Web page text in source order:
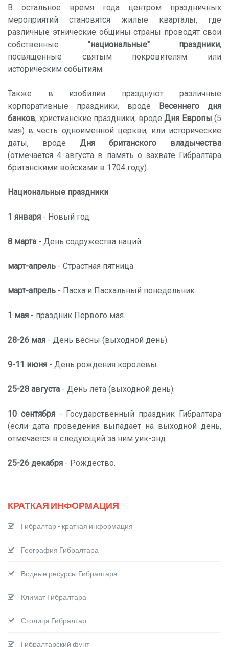
В остальное время года центром праздничных
мероприятий становятся жилые кварталы, где
различные этнические общины страны проводят свои
собственные "национальные" праздники,
посвященные святым покровителям или
историческим событиям.
Также в изобилии празднуют различные
корпоративные праздники, вроде
Весеннего дня
банков, христианские праздники, вроде Дня Европы (5
мая) в честь одноименной церкви, или исторические
даты, вроде Дня британского владычества
(отмечается 4 августа в память о захвате Гибралтара
британскими войсками в 1704 году).
Национальные праздники
1 января - Новый год.
8 марта - День содружества наций.
март-апрель - Страстная пятница.
март-апрель - Пасха и Пасхальный понедельник.
1 мая - праздник Первого мая.
28-26 мая - День весны (выходной день).
9-11 июня - День рождения королевы.
25-28 августа - День лета (выходной день).
10 сентября- Государственный праздник Гибралтара
(если дата проведения выпадает на выходной день,
отмечается в следующий за ним уик-энд.
25-26 декабря - Рождество.
КРАТКАЯ ИНФОРМАЦИЯ
Гибралтар - краткая информация
География Гибралтара
Водные ресурсы Гибралтара
Климат Гибралтара
Столица Гибралтар
Гибралтарский фунт